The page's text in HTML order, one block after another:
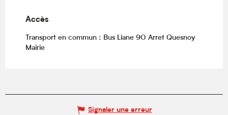
Accès
Accès
Transport en commun : Bus Liane 90 Arret Quesnoy
Mairie
Signaler une erreur